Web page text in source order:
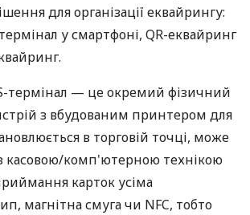
для організації еквайрингу:
у смартфоні, QR-еквайринг
термінал — це окремий фізичний
з вбудованим принтером для
в торговій точці, може
з касовою/комп'ютерною технікою
карток усіма
магнітна смуга чи NFC, тобто